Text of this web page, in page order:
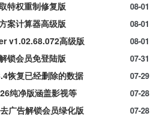
08-01
特权重制修复版
08-01
案计算器高级版
08-01
v1.02.68.072高级版
07-31
锁会员免登陆版
07-29
恢复已经删除的数据
07-28
纯净版涵盖影视等
07-28
广告解锁会员绿化版